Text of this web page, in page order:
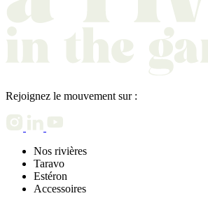
Rejoignez le mouvement sur :
Nos rivières
Taravo
Estéron
Accessoires